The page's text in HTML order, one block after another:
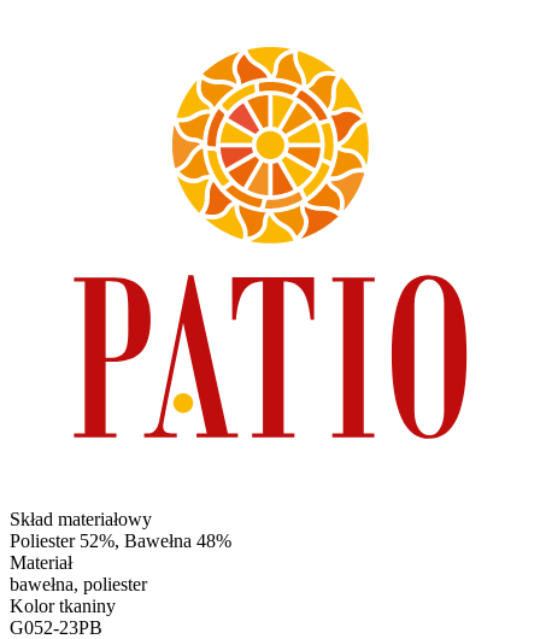
Skład materiałowy
Poliester 52%, Bawełna 48%
Materiał
bawełna, poliester
Kolor tkaniny
G052-23PB